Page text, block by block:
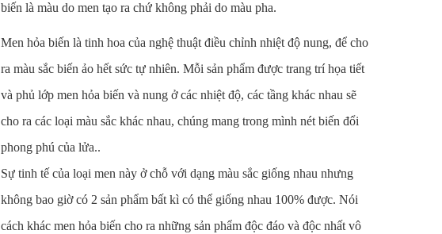
biến là màu do men tạo ra chứ không phải do màu pha.
Men hỏa biến là tinh hoa của nghệ thuật điều chỉnh nhiệt độ nung, để cho
ra màu sắc biến ảo hết sức tự nhiên. Mỗi sản phẩm được trang trí họa tiết
và phủ lớp men hỏa biến và nung ở các nhiệt độ, các tầng khác nhau sẽ
cho ra các loại màu sắc khác nhau, chúng mang trong mình nét biến đổi
phong phú của lửa..
Sự tinh tế của loại men này ở chỗ với dạng màu sắc giống nhau nhưng
không bao giờ có 2 sản phẩm bất kì có thể giống nhau 100% được. Nói
cách khác men hỏa biến cho ra những sản phẩm độc đáo và độc nhất vô